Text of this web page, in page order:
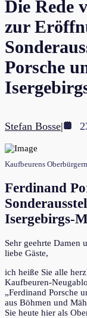
Die Rede
zur
Porsche
Stefan Bosse|
Kaufbeurens
Ferdinand
Isergebirgs-
Sehr geehrte Damen
liebe Gäste,
ich heiße Sie alle
Kaufbeuren-
„Ferdinand Porsche
aus Böhmen und
Sie heute hier als